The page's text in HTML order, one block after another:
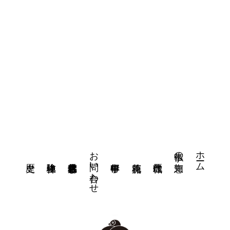
ホーム
仏事の知恵
お問い合わせ